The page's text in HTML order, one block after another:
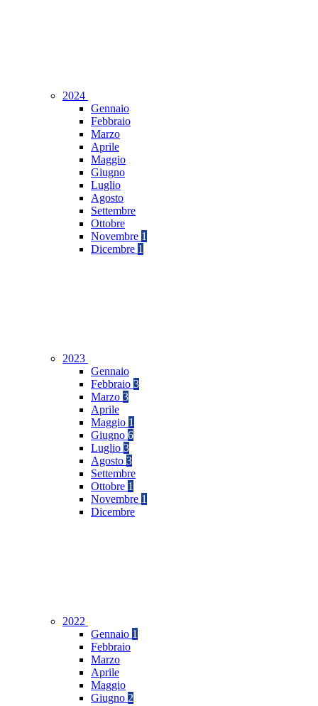
2024
Gennaio
Febbraio
Marzo
Aprile
Maggio
Giugno
Luglio
Agosto
Settembre
Ottobre
Novembre 1
Dicembre 1
2023
Gennaio
Febbraio 3
Marzo 3
Aprile
Maggio 1
Giugno 6
Luglio 3
Agosto 3
Settembre
Ottobre 1
Novembre 1
Dicembre
2022
Gennaio 1
Febbraio
Marzo
Aprile
Maggio
Giugno 2